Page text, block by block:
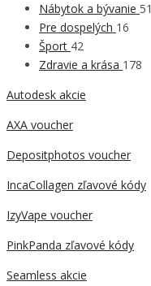
Nábytok a bývanie 51
Pre dospelých 16
Šport 42
Zdravie a krása 178
Autodesk akcie
AXA voucher
Depositphotos voucher
IncaCollagen zľavové kódy
IzyVape voucher
PinkPanda zľavové kódy
Seamless akcie